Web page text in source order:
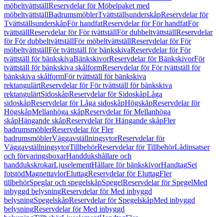
möbeltvättställReservdelar för Möbelpaket med
möbeltvättställBadrumsmöblerTvättställsunderskåpReservdelar för
TvättställsunderskåpFör handfatReservdelar för För handfatFör
tvättställReservdelar för För tvättställFör dubbeltvättställReservdelar
för För dubbeltvättställFör möbeltvättställReservdelar för För
möbeltvättställFör tvättställ för bänkskivaReservdelar för För
tvättställ för bänkskivaBänkskivorReservdelar för BänkskivorFör
tvättställ för bänkskiva skålformReservdelar för För tvättställ för
bänkskiva skålformFör tvättställ för bänkskiva
rektangulärtReservdelar för För tvättställ för bänkskiva
rektangulärtSidoskåpReservdelar för SidoskåpLåga
sidoskåpReservdelar för Låga sidoskåpHögskåpReservdelar för
HögskåpMellanhöga skåpReservdelar för Mellanhöga
skåpHängande skåpReservdelar för Hängande skåpFler
badrumsmöblerReservdelar för Fler
badrumsmöblerVäggavställningsytorReservdelar för
VäggavställningsytorTillbehörReservdelar för TillbehörLådinsatser
och förvaringsboxarHanddukshållare och
handdukskrokarLjuselementHållare för bänkskivorHandtagSet
fotstödMagnettavlorEluttagReservdelar för EluttagFler
tillbehörSpeglar och spegelskåpSpegelReservdelar för SpegelMed
inbyggd belysningReservdelar för Med inbyggd
belysningSpegelskåpReservdelar för SpegelskåpMed inbyggd
belysningReservdelar för Med inbyggd